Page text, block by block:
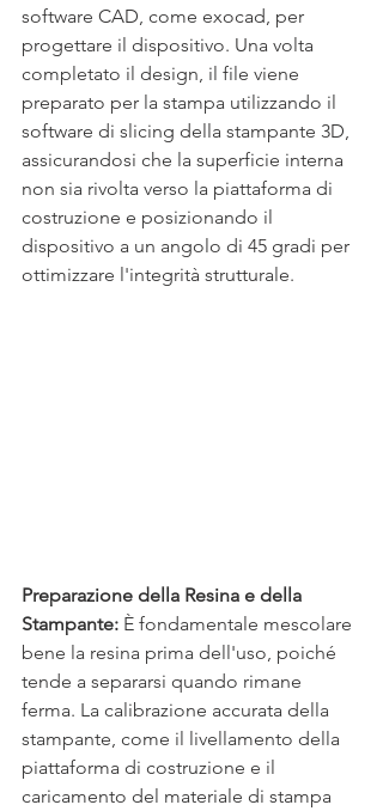
software CAD, come exocad, per
progettare il dispositivo. Una volta
completato il design, il file viene
preparato per la stampa utilizzando il
software di slicing della stampante 3D,
assicurandosi che la superficie interna
non sia rivolta verso la piattaforma di
costruzione e posizionando il
dispositivo a un angolo di 45 gradi per
ottimizzare l'integrità strutturale.
Preparazione della Resina e della
Stampante: È fondamentale mescolare
bene la resina prima dell'uso, poiché
tende a separarsi quando rimane
ferma. La calibrazione accurata della
stampante, come il livellamento della
piattaforma di costruzione e il
caricamento del materiale di stampa